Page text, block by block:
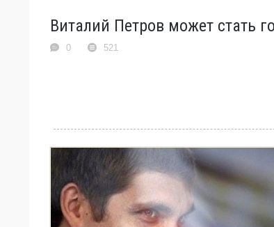
Виталий Петров может стать
0 521